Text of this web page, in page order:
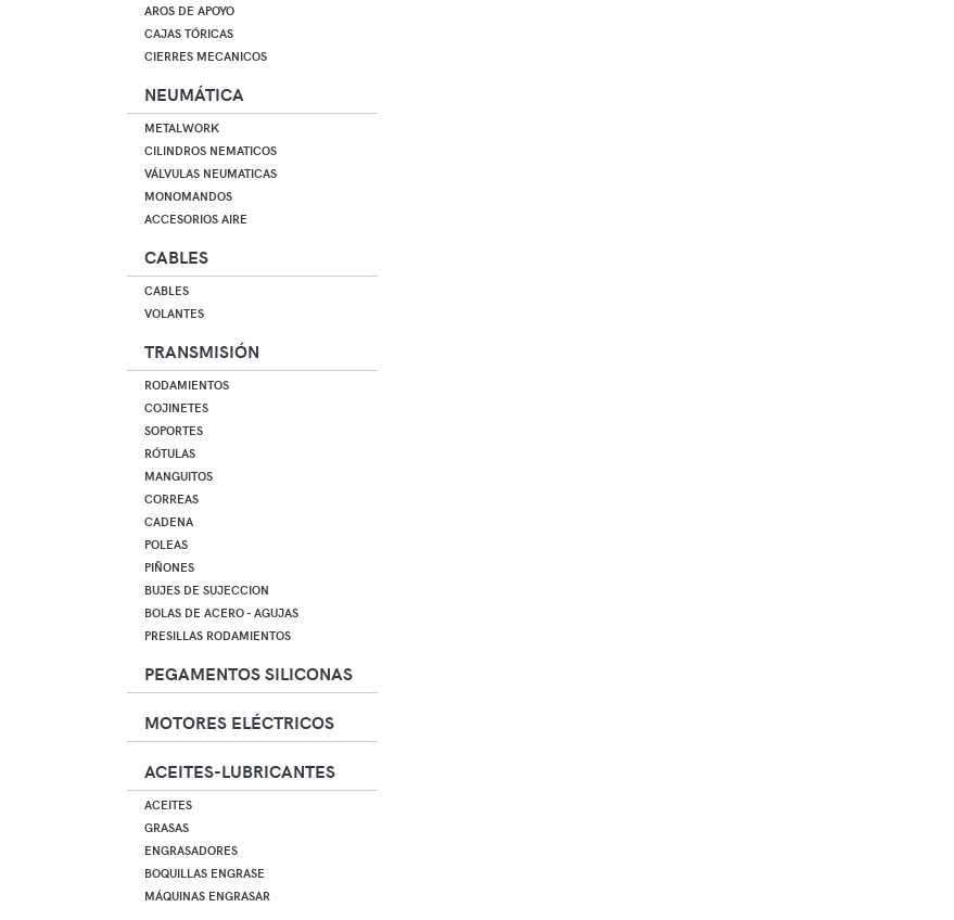
AROS DE APOYO
CAJAS TÓRICAS
CIERRES MECANICOS
NEUMÁTICA
METALWORK
CILINDROS NEMATICOS
VÁLVULAS NEUMATICAS
MONOMANDOS
ACCESORIOS AIRE
CABLES
CABLES
VOLANTES
TRANSMISIÓN
RODAMIENTOS
COJINETES
SOPORTES
RÓTULAS
MANGUITOS
CORREAS
CADENA
POLEAS
PIÑONES
BUJES DE SUJECCION
BOLAS DE ACERO - AGUJAS
PRESILLAS RODAMIENTOS
PEGAMENTOS SILICONAS
MOTORES ELÉCTRICOS
ACEITES-LUBRICANTES
ACEITES
GRASAS
ENGRASADORES
BOQUILLAS ENGRASE
MÁQUINAS ENGRASAR